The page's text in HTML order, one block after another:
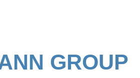
GROUP